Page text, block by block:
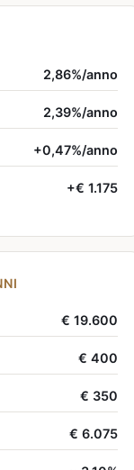
2,86%/anno
2,39%/anno
+0,47%/anno
+€ 1.175
€ 19.600
€ 400
€ 350
€ 6.075